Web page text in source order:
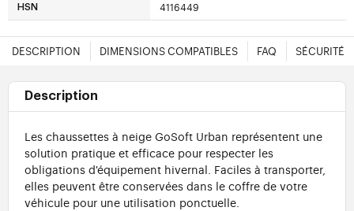
HSN 4116449
DESCRIPTION DIMENSIONS COMPATIBLES FAQ SÉCURITÉ
Description
Les chaussettes à neige GoSoft Urban représentent une
solution pratique et efficace pour respecter les
obligations d'équipement hivernal. Faciles à transporter,
elles peuvent être conservées dans le coffre de votre
véhicule pour une utilisation ponctuelle.